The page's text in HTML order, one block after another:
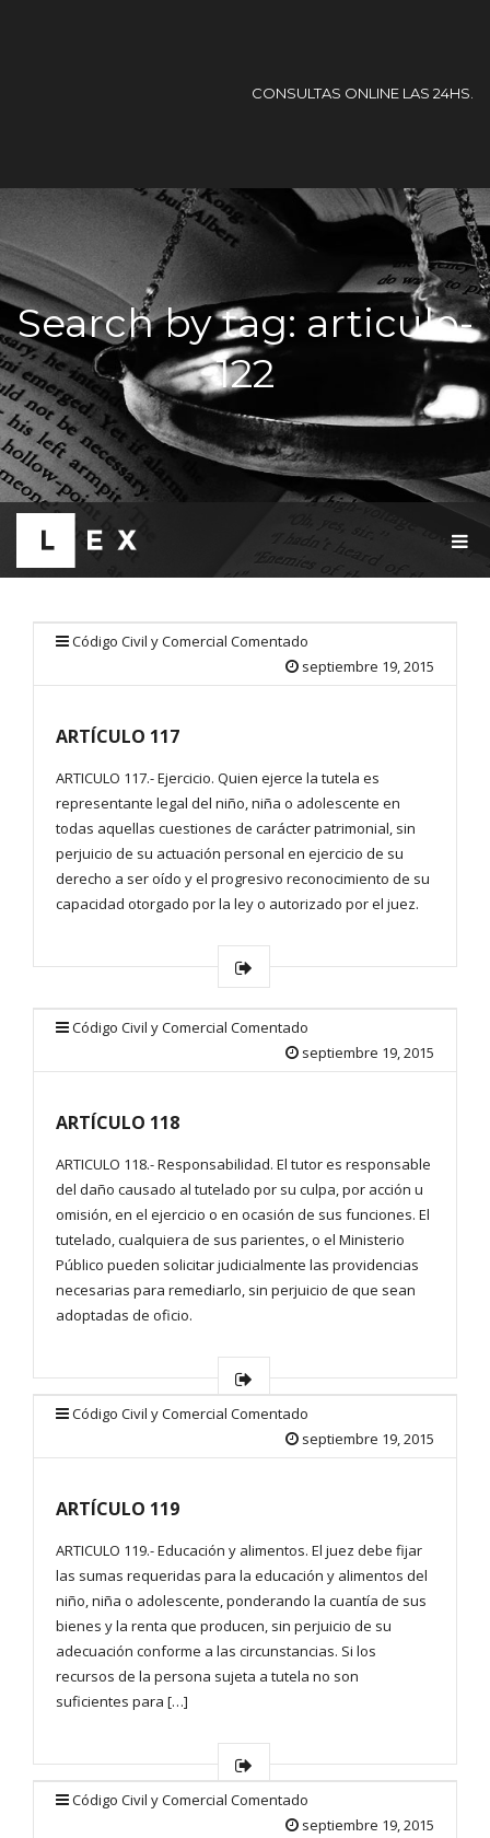
CONSULTAS ONLINE LAS 24HS.
Search by tag: articulo-
122
G
Código Civil y Comercial Comentado
septiembre 19, 2015
ARTÍCULO 117
ARTICULO 117.- Ejercicio. Quien ejerce la tutela es
representante legal del niño, niña o adolescente en
todas aquellas cuestiones de carácter patrimonial, sin
perjuicio de su actuación personal en ejercicio de su
derecho a ser oído y el progresivo reconocimiento de su
capacidad otorgado por la ley o autorizado por el juez.
Código Civil y Comercial Comentado
septiembre 19, 2015
ARTÍCULO 118
ARTICULO 118.- Responsabilidad. El tutor es responsable
del daño causado al tutelado por su culpa, por acción u
omisión, en el ejercicio o en ocasión de sus funciones. El
tutelado, cualquiera de sus parientes, o el Ministerio
Público pueden solicitar judicialmente las providencias
necesarias para remediarlo, sin perjuicio de que sean
adoptadas de oficio.
Código Civil y Comercial Comentado
septiembre 19, 2015
ARTÍCULO 119
ARTICULO 119.- Educación y alimentos. El juez debe fijar
las sumas requeridas para la educación y alimentos del
niño, niña o adolescente, ponderando la cuantía de sus
bienes y la renta que producen, sin perjuicio de su
adecuación conforme a las circunstancias. Si los
recursos de la persona sujeta a tutela no son
suficientes para […]
Código Civil y Comercial Comentado
septiembre 19, 2015